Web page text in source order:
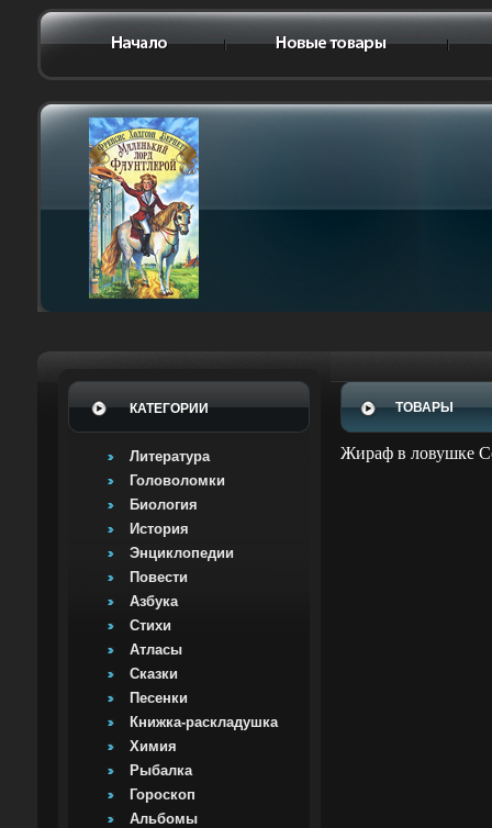
КАТЕГОРИИ
Литература
Головоломки
Биология
История
Энциклопедии
Повести
Азбука
Стихи
Атласы
Сказки
Песенки
Книжка-раскладушка
Химия
Рыбалка
Гороскоп
Альбомы
ТОВАРЫ
Жираф в ловушке